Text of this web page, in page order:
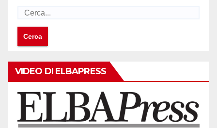
VIDEO DI ELBAPRESS